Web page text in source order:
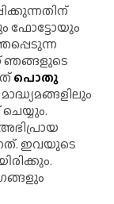
ഫോട്ടോയും
ഞങ്ങളുടെ
പൊതു
ഇവയുടെ